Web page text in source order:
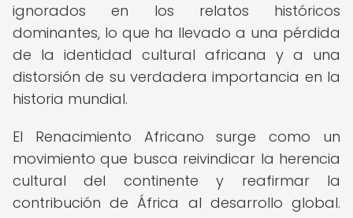
ignorados en los relatos históricos
dominantes, lo que ha llevado a una pérdida
de la identidad cultural africana y a una
distorsión de su verdadera importancia en la
historia mundial.
El Renacimiento Africano surge como un
movimiento que busca reivindicar la herencia
cultural del continente y reafirmar la
contribución de África al desarrollo global.